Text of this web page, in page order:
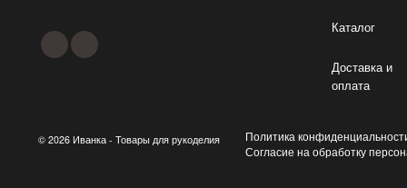
Каталог
Доставка и
оплата
© 2026 Иванка - Товары для рукоделия
Политика
Согласие на обработку